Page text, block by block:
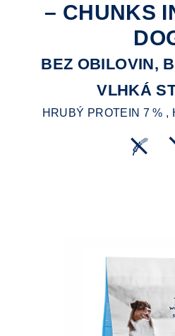
– CHUNKS
BEZ OBILOVIN,
VLHKÁ
HRUBÝ PROTEIN 7 % ,